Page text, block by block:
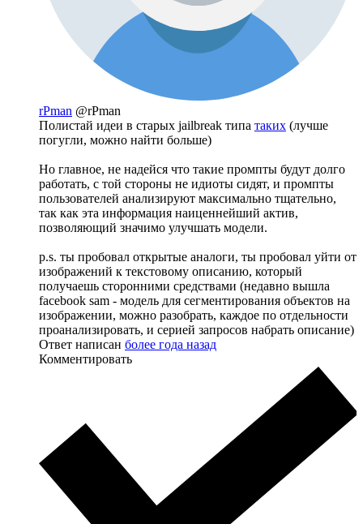
rPman @rPman
Полистай идеи в старых jailbreak типа таких (лучше
погугли, можно найти больше)
Но главное, не надейся что такие промпты будут долго
работать, с той стороны не идиоты сидят, и промпты
пользователей анализируют максимально тщательно,
так как эта информация наиценнейший актив,
позволяющий значимо улучшать модели.
p.s. ты пробовал открытые аналоги, ты пробовал уйти от
изображений к текстовому описанию, который
получаешь сторонними средствами (недавно вышла
facebook sam - модель для сегментирования объектов на
изображении, можно разобрать, каждое по отдельности
проанализировать, и серией запросов набрать описание)
Ответ написан более года назад
Комментировать